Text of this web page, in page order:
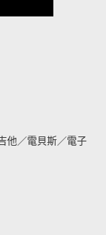
他／電貝斯／電子